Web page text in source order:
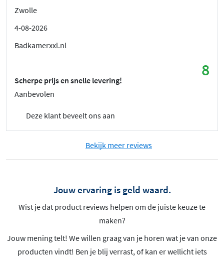
Zwolle
4-08-2026
Badkamerxxl.nl
8
Scherpe prijs en snelle levering!
Aanbevolen
Deze klant beveelt ons aan
Bekijk meer reviews
Jouw ervaring is geld waard.
Wist je dat product reviews helpen om de juiste keuze te
maken?
Jouw mening telt! We willen graag van je horen wat je van onze
producten vindt! Ben je blij verrast, of kan er wellicht iets